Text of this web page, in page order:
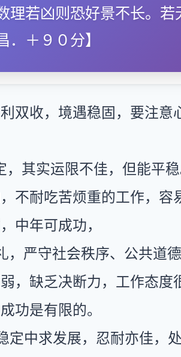
理若凶则恐好景不长。若
＋９０分】
双收，境遇稳固，要注意
，其实运限不佳，但能平稳
不耐吃苦烦重的工作，容
中年可成功，
，严守社会秩序、公共道
，缺乏决断力，工作态度
功是有限的。
定中求发展，忍耐亦佳，